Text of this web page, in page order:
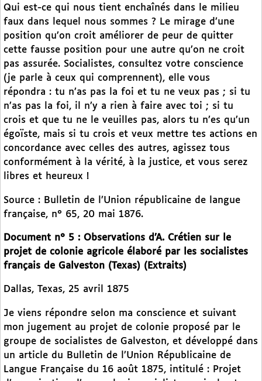
Qui est-ce qui nous tient enchaînés dans le milieu
faux dans lequel nous sommes ? Le mirage d’une
position qu’on croit améliorer de peur de quitter
cette fausse position pour une autre qu’on ne croit
pas assurée. Socialistes, consultez votre conscience
(je parle à ceux qui comprennent), elle vous
répondra : tu n’as pas la foi et tu ne veux pas ; si tu
n’as pas la foi, il n’y a rien à faire avec toi ; si tu
crois et que tu ne le veuilles pas, alors tu n’es qu’un
égoïste, mais si tu crois et veux mettre tes actions en
concordance avec celles des autres, agissez tous
conformément à la vérité, à la justice, et vous serez
libres et heureux !
Source : Bulletin de l’Union républicaine de langue
française, n° 65, 20 mai 1876.
Document n° 5 : Observations d’A. Crétien sur le
projet de colonie agricole élaboré par les socialistes
français de Galveston (Texas) (Extraits)
Dallas, Texas, 25 avril 1875
Je viens répondre selon ma conscience et suivant
mon jugement au projet de colonie proposé par le
groupe de socialistes de Galveston, et développé dans
un article du Bulletin de l’Union Républicaine de
Langue Française du 16 août 1875, intitulé : Projet